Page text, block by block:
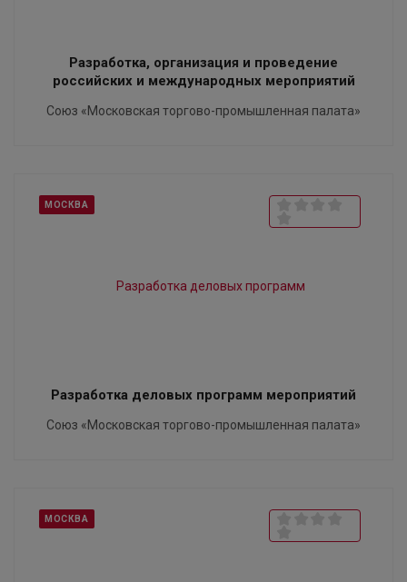
Разработка, организация и проведение
российских и международных мероприятий
Союз «Московская торгово-промышленная палата»
МОСКВА
Разработка деловых программ мероприятий
Союз «Московская торгово-промышленная палата»
МОСКВА